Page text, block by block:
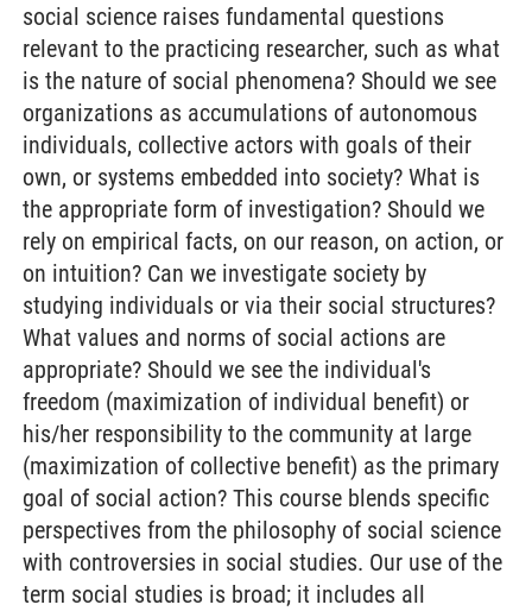
social science raises fundamental questions
relevant to the practicing researcher, such as what
is the nature of social phenomena? Should we see
organizations as accumulations of autonomous
individuals, collective actors with goals of their
own, or systems embedded into society? What is
the appropriate form of investigation? Should we
rely on empirical facts, on our reason, on action, or
on intuition? Can we investigate society by
studying individuals or via their social structures?
What values and norms of social actions are
appropriate? Should we see the individual's
freedom (maximization of individual benefit) or
his/her responsibility to the community at large
(maximization of collective benefit) as the primary
goal of social action? This course blends specific
perspectives from the philosophy of social science
with controversies in social studies. Our use of the
term social studies is broad; it includes all